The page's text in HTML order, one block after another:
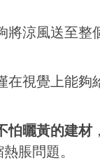
涼風送至
在視覺上能夠
怕曬黃的建材
脹問題。